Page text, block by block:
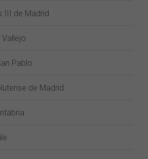
III de Madrid
Vallejo
Pablo
de Madrid